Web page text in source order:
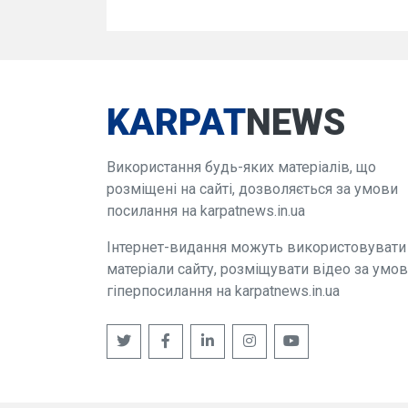
KARPATNEWS
Використання будь-яких матеріалів, що
розміщені на сайті, дозволяється за умови
посилання на karpatnews.in.ua
Інтернет-видання можуть використовувати
матеріали сайту, розміщувати відео за
гіперпосилання на karpatnews.in.ua